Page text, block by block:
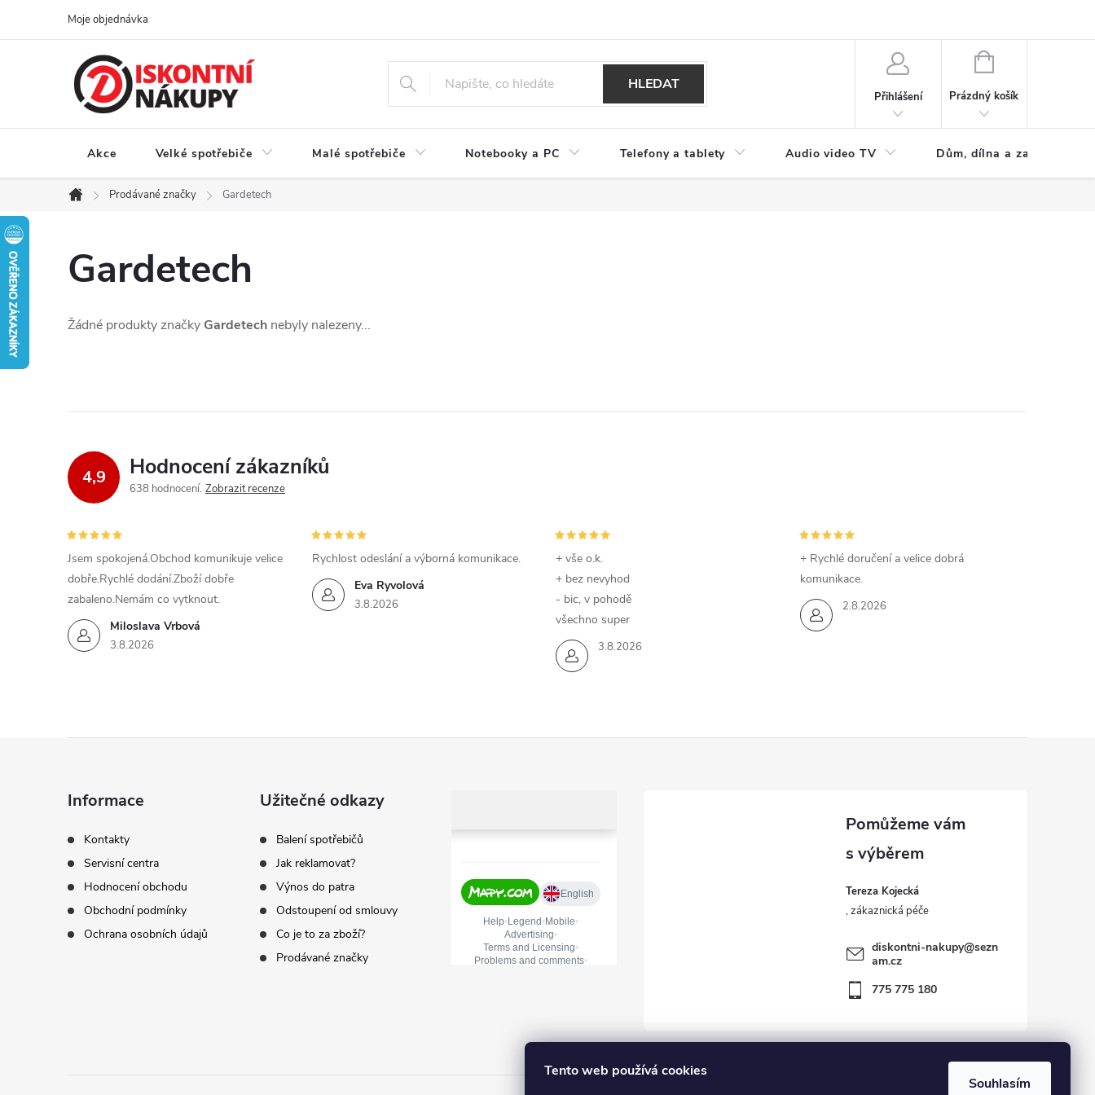
Tento web používá cookies
Souhlasím
Moje objednávka
HLEDAT
Přihlášení
NÁKUPNÍ
Prázdný košík
Akce Velké spotřebiče Malé spotřebiče Notebooky a PC Telefony a tablety Audio video TV Dům, dílna a zahrada
Domů
Prodávané značky Gardetech
Gardetech
Žádné produkty značky Gardetech nebyly nalezeny...
4,9 Hodnocení zákazníků
638 hodnocení Zobrazit recenze
Miloslava Vrbová
3.8.2026
Jsem spokojená.Obchod komunikuje velice
dobře.Rychlé dodání.Zboží dobře
zabaleno.Nemám co vytknout.
Eva Ryvolová
3.8.2026
Rychlost odeslání a výborná komunikace.
3.8.2026
+ vše o.k.
+ bez nevyhod
- bic, v pohodě
všechno super
2.8.2026
+ Rychlé doručení a velice dobrá
komunikace.
Informace
Kontakty
Servisní centra
Hodnocení obchodu
Obchodní podmínky
Ochrana osobních údajů
Užitečné odkazy
Balení spotřebičů
Jak reklamovat?
Výnos do patra
Odstoupení od smlouvy
Co je to za zboží?
Prodávané značky
Tereza Kojecká
diskontni-nakupy@sezn
am.cz
775 775 180